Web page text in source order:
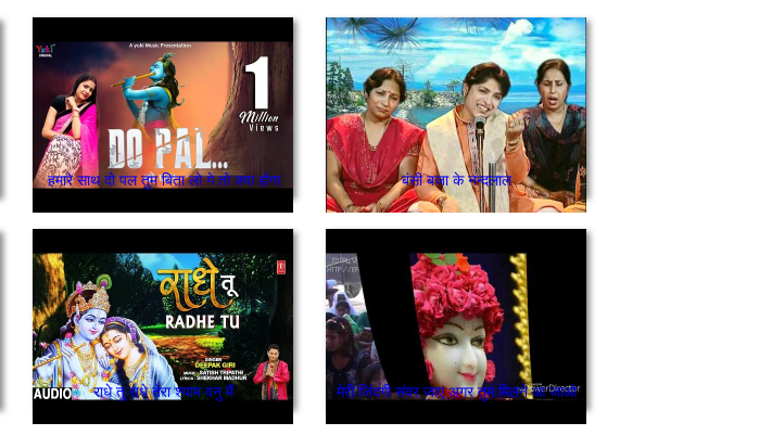
हमारे साथ दो पल तुम बिता लो गे तो क्या होगा बंसी बजा के नन्दलाल
राधे तू राधे तेरा श्याम वनु मैं मेरी जिंदगी संवर जाए अगर तुम मिलने आ जाओ